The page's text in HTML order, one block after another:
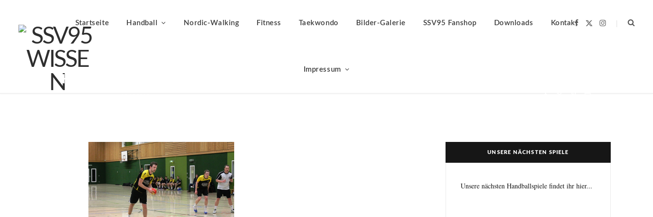
Startseite Handball Nordic-Walking Fitness Taekwondo Bilder-Galerie SSV95 Fanshop Downloads Kontakt
Impressum
I
HE_070315-05
UNSERE NÄCHSTEN SPIELE
Unsere nächsten Handballspiele findet ihr hier...